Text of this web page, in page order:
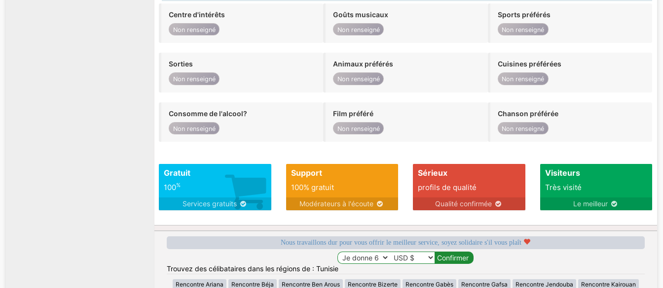
Centre d'intérêts
Non renseigné
Goûts musicaux
Non renseigné
Sports préférés
Non renseigné
Sorties
Non renseigné
Animaux préférés
Non renseigné
Cuisines préférées
Non renseigné
Consomme de l'alcool?
Non renseigné
Film préféré
Non renseigné
Chanson préférée
Non renseigné
Gratuit
100%
Services gratuits
Support
100% gratuit
Modérateurs à l'écoute
Sérieux
profils de qualité
Qualité confirmée
Visiteurs
Très visité
Le meilleur
Nous travaillons dur pour vous offrir le meilleur service, soyez solidaire s'il vous plaît
Trouvez des célibataires dans les régions de : Tunisie
Rencontre Ariana Rencontre Béja Rencontre Ben Arous Rencontre Bizerte Rencontre Gabès Rencontre Gafsa Rencontre Jendouba Rencontre Kairouan